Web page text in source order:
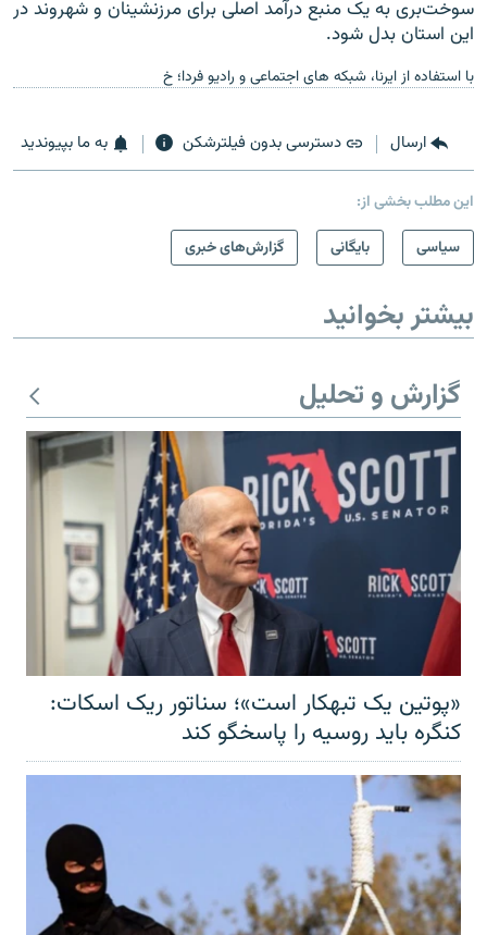
سوخت‌بری به یک منبع درآمد اصلی برای مرزنشینان و شهروند در
این استان بدل شود.
با استفاده از ایرنا، شبکه های اجتماعی و رادیو فردا؛ خ
ارسال دسترسی بدون فیلترشکن به ما بپیوندید
این مطلب بخشی از:
سیاسی
بایگانی گزارش‌های خبری
بیشتر بخوانید
گزارش و تحلیل
«پوتین یک تبهکار است»؛ سناتور ریک اسکات:
کنگره باید روسیه را پاسخگو کند